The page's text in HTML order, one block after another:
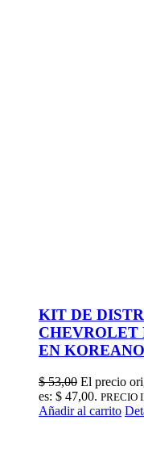
KIT DE
CHEVROLET
EN KOREANO
$53,00 El precio
es: $ 47,00. PRECIO
Añadir al carrito